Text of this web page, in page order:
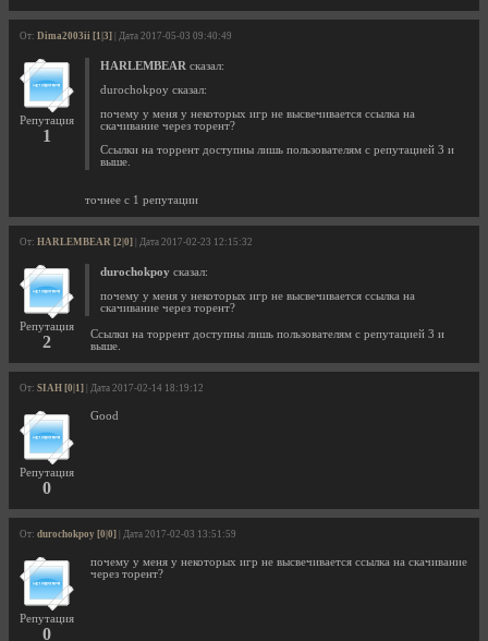
От: Dima2003ii [1|3] | Дата 2017-05-03 09:40:49
Репутация
1
HARLEMBEAR сказал:
durochokpoy сказал:
почему у меня у некоторых игр не высвечивается ссылка на
скачивание через торент?
Ссылки на торрент доступны лишь пользователям с репутацией 3 и
выше.
точнее с 1 репутации
От: HARLEMBEAR [2|0] | Дата 2017-02-23 12:15:32
Репутация
2
durochokpoy сказал:
почему у меня у некоторых игр не высвечивается ссылка на
скачивание через торент?
Ссылки на торрент доступны лишь пользователям с репутацией 3 и
выше.
От: SIAH [0|1] | Дата 2017-02-14 18:19:12
Репутация
0
Good
От: durochokpoy [0|0] | Дата 2017-02-03 13:51:59
Репутация
0
почему у меня у некоторых игр не высвечивается ссылка на скачивание
через торент?